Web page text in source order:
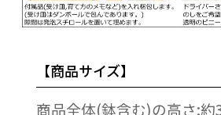
【商品サイズ】
商品全体(鉢含む)の高さ: